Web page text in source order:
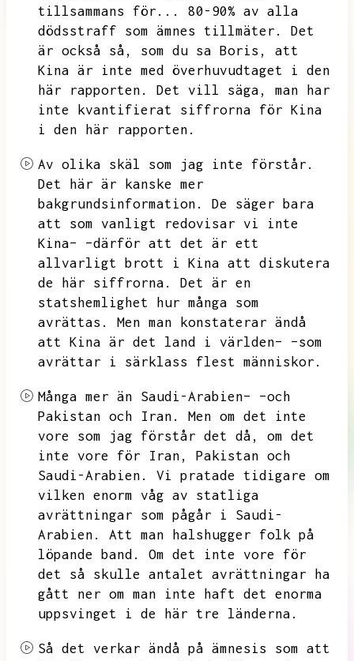
tillsammans för...
80-90% av alla
dödsstraff som ämnes tillmäter.
Det
är också så,
som du sa Boris,
att
Kina är inte med överhuvudtaget i den
här rapporten.
Det vill säga,
man har
inte kvantifierat siffrorna för Kina
i den här rapporten.
Av olika skäl som jag inte förstår.
Det här är kanske mer
bakgrundsinformation.
De säger bara
att som vanligt redovisar vi inte
Kina– –därför att det är ett
allvarligt brott i Kina att diskutera
de här siffrorna.
Det är en
statshemlighet hur många som
avrättas.
Men man konstaterar ändå
att Kina är det land i världen– –som
avrättar i särklass flest människor.
Många mer än Saudi-Arabien– –och
Pakistan och Iran.
Men om det inte
vore som jag förstår det då,
om det
inte vore för Iran,
Pakistan och
Saudi-Arabien.
Vi pratade tidigare om
vilken enorm våg av statliga
avrättningar som pågår i Saudi-
Arabien.
Att man halshugger folk på
löpande band.
Om det inte vore för
det så skulle antalet avrättningar ha
gått ner om man inte haft det enorma
uppsvinget i de här tre länderna.
Så det verkar ändå på ämnesis som att